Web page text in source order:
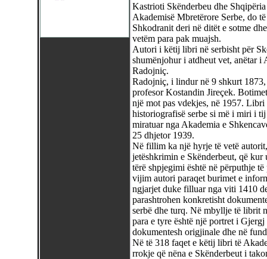
Kastrioti Skënderbeu dhe
Akademisë Mbretërore Serbe, do
Shkodranit deri në ditët e sotme
vetëm para pak muajsh.
Autori i këtij libri në serbisht për
shumënjohur i atdheut vet, anëtar i
Radojniç.
Radojniç, i lindur në 9 shkurt
profesor Kostandin Jireçek.
një mot pas vdekjes, në 1957.
historiografisë serbe si më i miri i
miratuar nga Akademia e
25 dhjetor 1939.
Në fillim ka një hyrje të vetë
jetëshkrimin e Skënderbeut, që
tërë shpjegimi është në përputhje
vijim autori paraqet burimet e
ngjarjet duke filluar nga viti 1410
parashtrohen konkretisht
serbë dhe turq. Në mbyllje të librit
para e tyre është një portret i
dokumentesh origjinale dhe në
Në të 318 faqet e këtij libri të
rrokje që nëna e Skënderbeut i